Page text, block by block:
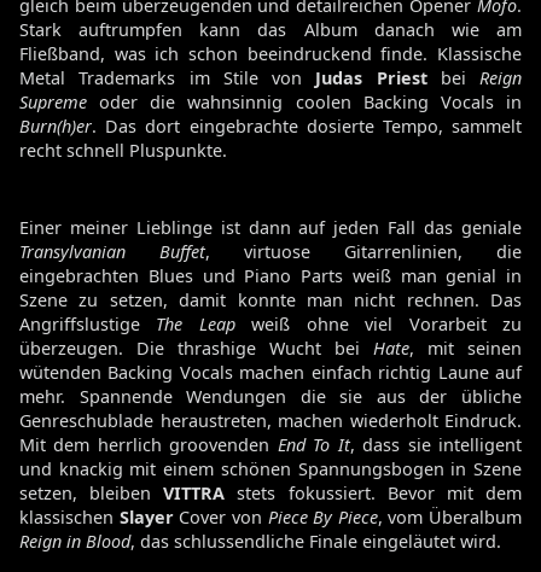
gleich beim überzeugenden und detailreichen Opener Mofo.
Stark auftrumpfen kann das Album danach wie am
Fließband, was ich schon beeindruckend finde. Klassische
Metal Trademarks im Stile von Judas Priestbei Reign
Supreme oder die wahnsinnig coolen Backing Vocals in
Burn(h)er. Das dort eingebrachte dosierte Tempo, sammelt
recht schnell Pluspunkte.
Einer meiner Lieblinge ist dann auf jeden Fall das geniale
Transylvanian Buffet, virtuose Gitarrenlinien, die
eingebrachten Blues und Piano Parts weiß man genial in
Szene zu setzen, damit konnte man nicht rechnen. Das
Angriffslustige The Leapweiß ohne viel Vorarbeit zu
überzeugen. Die thrashige Wucht bei Hate, mit seinen
wütenden Backing Vocals machen einfach richtig Laune auf
mehr. Spannende Wendungen die sie aus der übliche
Genreschublade heraustreten, machen wiederholt Eindruck.
Mit dem herrlich groovenden End To It, dass sie intelligent
und knackig mit einem schönen Spannungsbogen in Szene
setzen, bleibenVITTRA stets fokussiert. Bevor mit dem
klassischen Slayer Cover von Piece By Piece, vom Überalbum
Reign in Blood, das schlussendliche Finale eingeläutet wird.